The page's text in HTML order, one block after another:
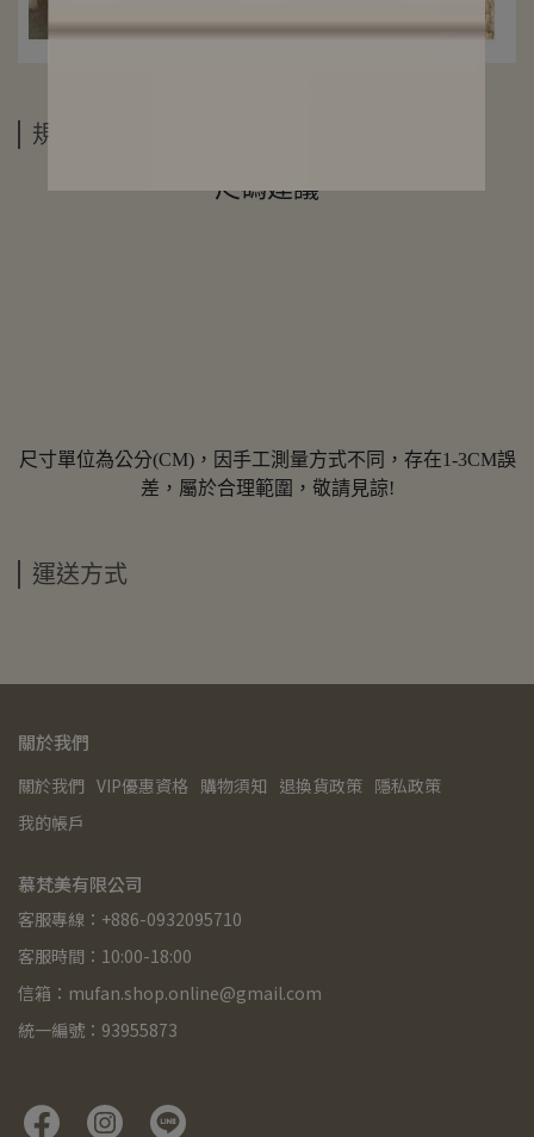
規格說明
尺碼建議
尺寸單位為公分(CM)，因手工測量方式不同，存在1-3CM誤
差，屬於合理範圍，敬請見諒!
運送方式
關於我們
關於我們 VIP優惠資格 購物須知 退換貨政策 隱私政策
我的帳戶
慕梵美有限公司
客服專線：+886-0932095710
客服時間：10:00-18:00
信箱：mufan.shop.online@gmail.com
統一編號：93955873